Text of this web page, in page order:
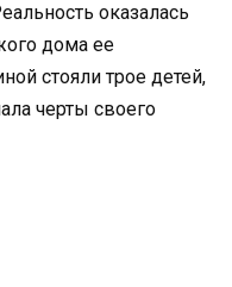
оказалась
дома ее
стояли трое детей,
черты своего